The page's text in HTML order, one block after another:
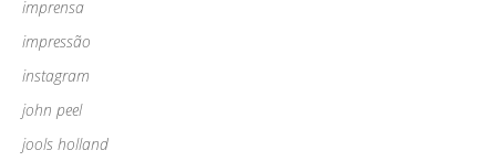
imprensa
impressão
instagram
john peel
jools holland